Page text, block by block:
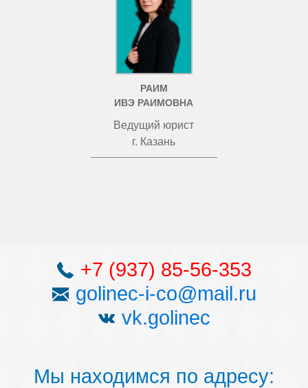
РАИМ
ИВЭ РАИМОВНА
Ведущий юрист
г. Казань
+7 (937) 85-56-353
golinec-i-co@mail.ru
vk.golinec
Мы находимся по адресу: